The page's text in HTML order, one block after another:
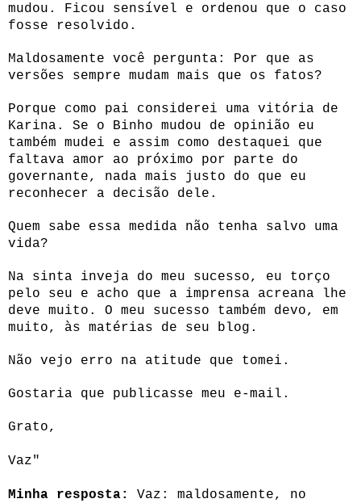
mudou. Ficou sensível e ordenou que o caso
fosse resolvido.
Maldosamente você pergunta: Por que as
versões sempre mudam mais que os fatos?
Porque como pai considerei uma vitória de
Karina. Se o Binho mudou de opinião eu
também mudei e assim como destaquei que
faltava amor ao próximo por parte do
governante, nada mais justo do que eu
reconhecer a decisão dele.
Quem sabe essa medida não tenha salvo uma
vida?
Na sinta inveja do meu sucesso, eu torço
pelo seu e acho que a imprensa acreana lhe
deve muito. O meu sucesso também devo, em
muito, às matérias de seu blog.
Não vejo erro na atitude que tomei.
Gostaria que publicasse meu e-mail.
Grato,
Vaz"
Minha resposta:
Vaz: maldosamente, no